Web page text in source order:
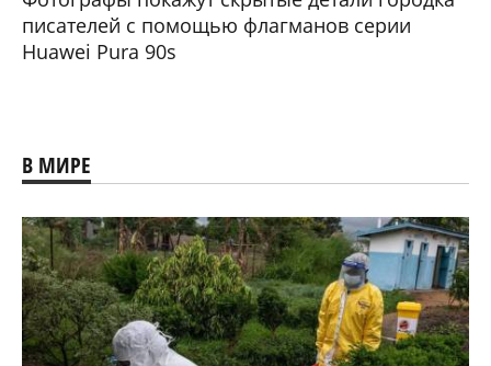
писателей с помощью флагманов серии
Huawei Pura 90s
В МИРЕ